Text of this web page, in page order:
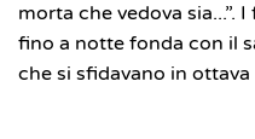
morta che vedova
fino a notte fonda con il
che si sfidavano in ottava